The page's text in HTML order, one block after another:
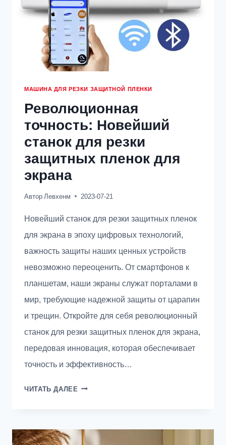
МАШИНА ДЛЯ РЕЗКИ ЗАЩИТНОЙ ПЛЕНКИ
Революционная
точность: Новейший
станок для резки
защитных пленок для
экрана
Автор Левхенм 2023-07-21
Новейший станок для резки защитных пленок
для экрана в эпоху цифровых технологий,
важность защиты наших ценных устройств
невозможно переоценить. От смартфонов к
планшетам, наши экраны служат порталами в
мир, требующие надежной защиты от царапин
и трещин. Откройте для себя революционный
станок для резки защитных пленок для экрана,
передовая инновация, которая обеспечивает
точность и эффективность…
ЧИТАТЬ ДАЛЕЕ РЕВОЛЮЦИОННАЯ
ДЛЯ